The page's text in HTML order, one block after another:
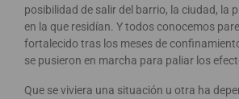
posibilidad de salir del barrio, la ciudad, la
en la que residían. Y todos conocemos
fortalecido tras los meses de
se pusieron en marcha para paliar los
Que se viviera una situación u otra ha